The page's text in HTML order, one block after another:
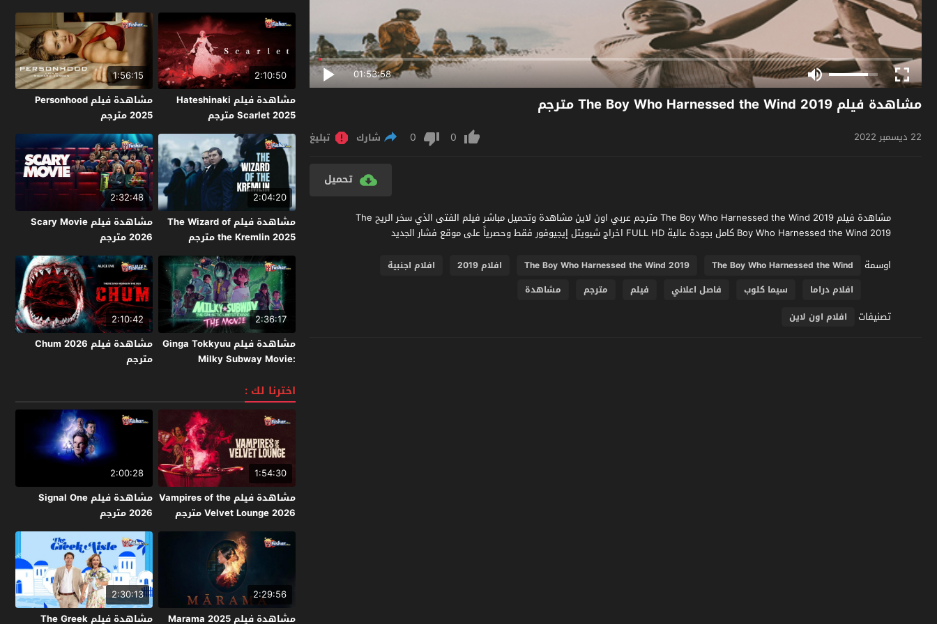
01:53:58
مشاهدة فيلم The Boy Who Harnessed the Wind 2019 مترجم
22 ديسمبر 2022 0
0 شارك تبليغ
تحميل
مشاهدة فيلم The Boy Who Harnessed the Wind 2019 مترجم عربي اون لاين مشاهدة وتحميل مباشر فيلم الفتى الذي سخر الريح The
Boy Who Harnessed the Wind 2019 كامل بجودة عالية FULL HD اخراج شيويتل إيجيوفور فقط وحصرياً على موقع فشار الجديد
اوسمة
The Boy Who Harnessed the Wind
The Boy Who Harnessed the Wind 2019 افلام 2019
افلام اجنبية
افلام دراما
سيما كلوب فاصل اعلاني فيلم مترجم مشاهدة
تصنيفات افلام اون لاين
2:10:50
مشاهدة فيلم Hateshinaki
Scarlet 2025 مترجم
1:56:15
مشاهدة فيلم Personhood
2025 مترجم
2:04:20
مشاهدة فيلم The Wizard of
the Kremlin 2025 مترجم
2:32:48
مشاهدة فيلم Scary Movie
2026 مترجم
2:36:17
مشاهدة فيلم Ginga Tokkyuu
Milky Subway Movie:
2026 مترجم
2:10:42
مشاهدة فيلم Chum 2026
مترجم
اخترنا لك :
1:54:30
مشاهدة فيلم Vampires of the
Velvet Lounge 2026 مترجم
2:00:28
مشاهدة فيلم Signal One
2026 مترجم
2:29:56
مشاهدة فيلم Marama 2025
2:30:13
مشاهدة فيلم The Greek